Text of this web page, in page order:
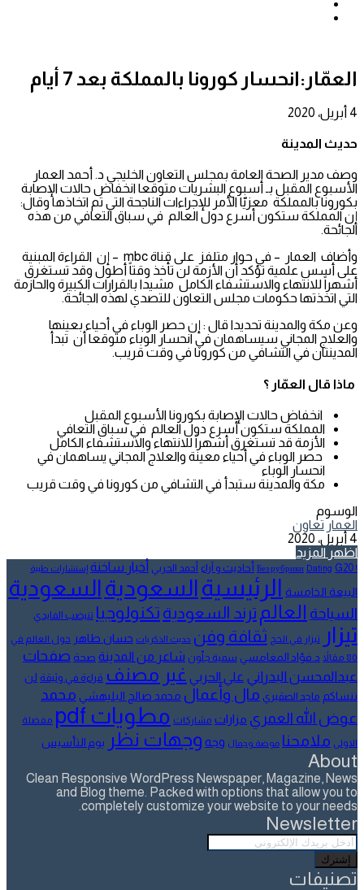
العمّار:انحسار كورونا بالمملكة بعد 7 أيام
4 أبريل، 2020
حديث المدينة
وصف مدير الصحة العامة بمجلس التعاون الخليجي د. أحمد العمار
الأسبوع المقبل بـ أسبوع البشريات متوقعا انخفاض حالات الإصابة
بكورونا بالمملكة معزيّا الأمر للإجراءات الناجحة التي تم اتخاذها وقال:
إن المملكة ستكون أسرع دول العالم في سباق التعافي من هذه
الجائحة.
وأضاف العمار – في حوار متلفز على قناة mbc – إن القراءة المبنية
على أسس علمية تؤكد أن الأزمة لن تأخذ وقتاً أطول وقد تستغرق
أشهراً للانتهاء والاستشفاء الكامل مشيدا بالقرارات الكبيرة والحازمة
التي اتخذتها حكومات مجلس التعاون للتصدي لهذه الجائحة.
وعن مكة والمدينة تحديدا قال : إن حصر الوباء في أحياء بعينها
والعلاج المجاني سيساهمان في انحسار الوباء متوقعا أن تبدأ
المدينتان في التشافي من كورونا في وقت قريب.
ماذا قال العمّار ؟
انخفاض حالات الإصابة بكورونا الأسبوع المقبل
المملكة ستكون أسرع دول العالم في سباق التعافي
الأزمة قد تستغرق أشهراً للانتهاء والاستشفاء الكامل
حصر الوباء في أحياء معينة والعلاج المجاني يساهمان في
انحسار الوباء
مكة والمدينة ستبدأ في التشافي من كورونا في وقت قريب
الوسوم
العمار تعاون
4 أبريل، 2020
اظهر المزيد
! Без рубрики
Dating G20 أحاديث و آراء أحمد الحربي أخبار ساخنة إستشارات طبية
البيعة الخامسة الرئيسيةالسعوديةالسعودية
السياحة العالم ترند السعودية تكنولوجيا تنيضب الفايدي
تيزار تيزار في الحج ثقافة وفن حديث الذكريات حسان طاهر حول العالم في
80 مقالاً
د.فؤاد المغامسي سمية جلّون شاعر من المدينة صحة صفحات
عبدالمحسن البدراني علي الحربي غير مصنف قراءة في وثيقة لن
ننساكم ماجد الصقيري مال وأعمال محمد صالح البليهشي محمد
عوض الله العمري مزارات مشاركات مطويات pdf مفضلة
الاولى ملامحنا موضة وجمال وجه وجهات نظر يوم التأسيس
About
Clean Responsive WordPress Newspaper, Magazine, News
and Blog theme. Packed with options that allow you to
completely customize your website to your needs.
Newsletter
أدخل
بريدك
الإلكتروني
تصنيفات